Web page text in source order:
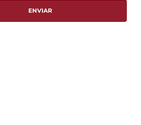
ENVIAR